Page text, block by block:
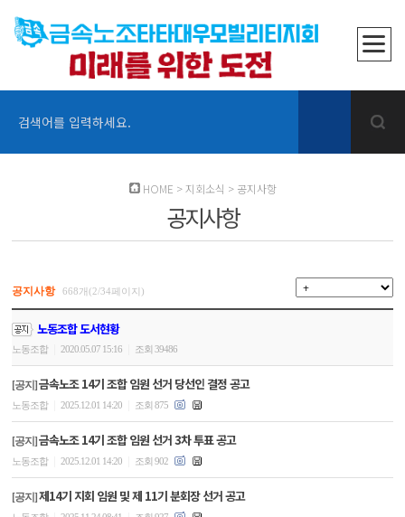
검색어를 입력하세요.
HOME >지회소식 > 공지사항
공지사항
공지사항 668개(2/34페이지)
노동조합 도서현황
노동조합 2020.05.07 15:16 조회 39486
[공지] 금속노조 14기 조합 임원 선거 당선인 결정 공고
노동조합 2025.12.01 14:20 조회 875
[공지] 금속노조 14기 조합 임원 선거 3차 투표 공고
노동조합 2025.12.01 14:20 조회 902
[공지] 제14기 지회 임원 및 제 11기 분회장 선거 공고